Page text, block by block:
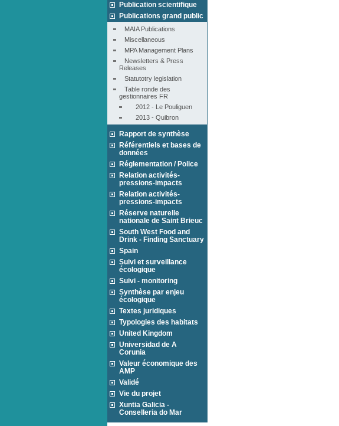
Publication scientifique
Publications grand public
MAIA Publications
Miscellaneous
MPA Management Plans
Newsletters & Press
Releases
Statutotry legislation
Table ronde des
gestionnaires FR
2012 - Le Pouliguen
2013 - Quibron
Rapport de synthèse
Référentiels et bases de
données
Réglementation / Police
Relation activités-
pressions-impacts
Relation activités-
pressions-impacts
Réserve naturelle
nationale de Saint Brieuc
South West Food and
Drink - Finding Sanctuary
Spain
Suivi et surveillance
écologique
Suivi - monitoring
Synthèse par enjeu
écologique
Textes juridiques
Typologies des habitats
United Kingdom
Universidad de A
Corunia
Valeur économique des
AMP
Validé
Vie du projet
Xuntia Galicia -
Conselleria do Mar